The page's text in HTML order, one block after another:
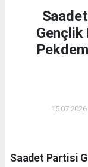
Gençlik
Saadet Partisi